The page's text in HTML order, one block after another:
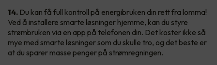
14. Du kan få full kontroll på energibruken din rett fra lomma!
Ved å installere smarte løsninger hjemme, kan du styre
strømbruken via en app på telefonen din. Det koster ikke så
mye med smarte løsninger som du skulle tro, og det beste er
at du sparer masse penger på strømregningen.